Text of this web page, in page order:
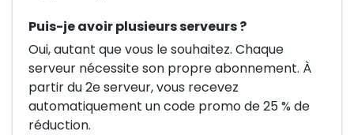
Puis-je avoir plusieurs serveurs ?
Oui, autant que vous le souhaitez. Chaque
serveur nécessite son propre abonnement. À
partir du 2e serveur, vous recevez
automatiquement un code promo de 25 % de
réduction.